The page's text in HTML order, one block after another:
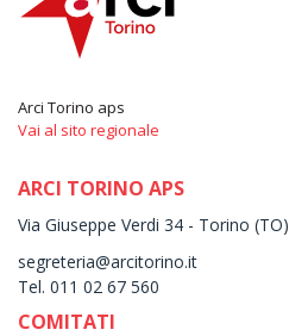
Arci Torino aps
Vai al sito regionale
ARCI TORINO APS
Via Giuseppe Verdi 34 - Torino (TO)
segreteria@arcitorino.it
Tel. 011 02 67 560
COMITATI